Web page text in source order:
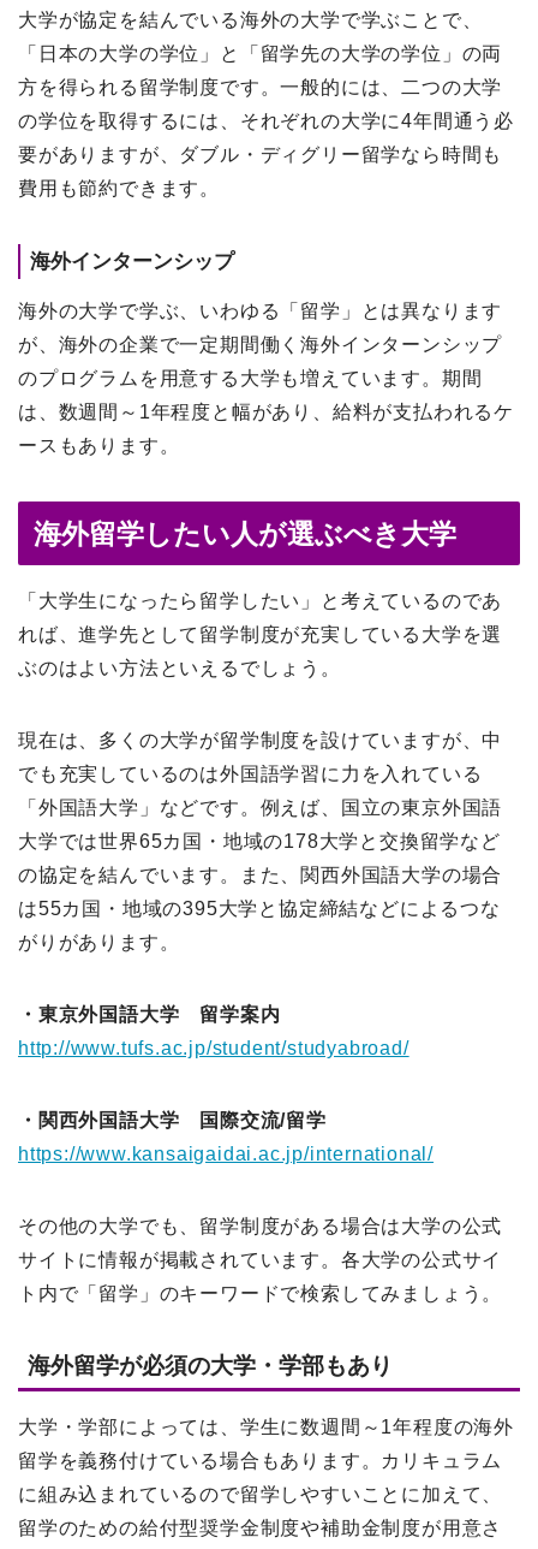
大学が協定を結んでいる海外の大学で学ぶことで、
「日本の大学の学位」と「留学先の大学の学位」の両
方を得られる留学制度です。一般的には、二つの大学
の学位を取得するには、それぞれの大学に4年間通う必
要がありますが、ダブル・ディグリー留学なら時間も
費用も節約できます。
海外インターンシップ
海外の大学で学ぶ、いわゆる「留学」とは異なります
が、海外の企業で一定期間働く海外インターンシップ
のプログラムを用意する大学も増えています。期間
は、数週間～1年程度と幅があり、給料が支払われるケ
ースもあります。
海外留学したい人が選ぶべき大学
「大学生になったら留学したい」と考えているのであ
れば、進学先として留学制度が充実している大学を選
ぶのはよい方法といえるでしょう。
現在は、多くの大学が留学制度を設けていますが、中
でも充実しているのは外国語学習に力を入れている
「外国語大学」などです。例えば、国立の東京外国語
大学では世界65カ国・地域の178大学と交換留学など
の協定を結んでいます。また、関西外国語大学の場合
は55カ国・地域の395大学と協定締結などによるつな
がりがあります。
・東京外国語大学 留学案内
http://www.tufs.ac.jp/student/studyabroad/
・関西外国語大学 国際交流/留学
https://www.kansaigaidai.ac.jp/international/
その他の大学でも、留学制度がある場合は大学の公式
サイトに情報が掲載されています。各大学の公式サイ
ト内で「留学」のキーワードで検索してみましょう。
海外留学が必須の大学・学部もあり
大学・学部によっては、学生に数週間～1年程度の海外
留学を義務付けている場合もあります。カリキュラム
に組み込まれているので留学しやすいことに加えて、
留学のための給付型奨学金制度や補助金制度が用意さ